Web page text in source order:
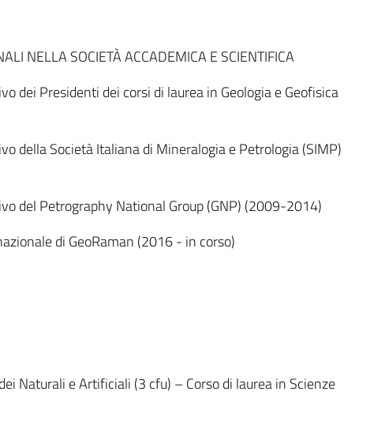
NELLA SOCIETÀ ACCADEMICA E SCIENTIFICA
dei Presidenti dei corsi di laurea in Geologia e Geofisica
della Società Italiana di Mineralogia e Petrologia (SIMP)
del Petrography National Group (GNP) (2009-2014)
di GeoRaman (2016 - in corso)
Naturali e Artificiali (3 cfu) – Corso di laurea in Scienze